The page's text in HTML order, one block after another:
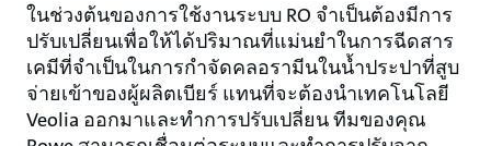
ในช่วงต้นของการใช้งานระบบ RO จําเป็นต้องมีการ
ปรับเปลี่ยนเพื่อให้ได้ปริมาณที่แม่นยำในการฉีดสาร
เคมีที่จําเป็นในการกําจัดคลอรามีนในน้ำประปาที่สูบ
จ่ายเข้าของผู้ผลิตเบียร์ แทนที่จะต้องนำเทคโนโลยี
Veolia ออกมาและทําการปรับเปลี่ยน ทีมของคุณ